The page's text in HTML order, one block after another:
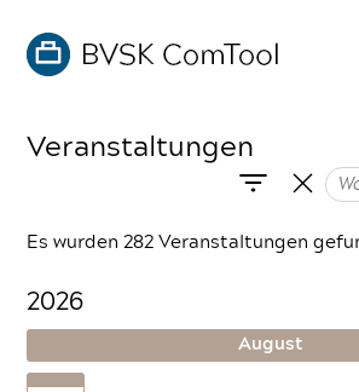
Veranstaltungen
Es wurden 282 Veranstaltungen
2026
August